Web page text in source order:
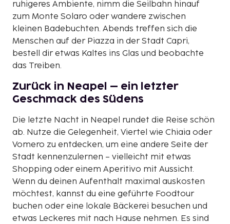
ruhigeres Ambiente, nimm die Seilbahn hinauf
zum Monte Solaro oder wandere zwischen
kleinen Badebuchten. Abends treffen sich die
Menschen auf der Piazza in der Stadt Capri,
bestell dir etwas Kaltes ins Glas und beobachte
das Treiben.
Zurück in Neapel – ein letzter
Geschmack des Südens
Die letzte Nacht in Neapel rundet die Reise schön
ab. Nutze die Gelegenheit, Viertel wie Chiaia oder
Vomero zu entdecken, um eine andere Seite der
Stadt kennenzulernen – vielleicht mit etwas
Shopping oder einem Aperitivo mit Aussicht.
Wenn du deinen Aufenthalt maximal auskosten
möchtest, kannst du eine geführte Foodtour
buchen oder eine lokale Bäckerei besuchen und
etwas Leckeres mit nach Hause nehmen. Es sind